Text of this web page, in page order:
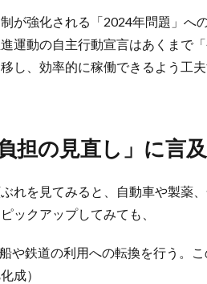
が強化される「2024年問題」へ
運動の自主行動宣言はあくまで
し、効率的に稼働できるよう工
担の見直し」に言
れを見てみると、自動車や製薬
ックアップしてみても、
や鉄道の利用への転換を行う。
成）